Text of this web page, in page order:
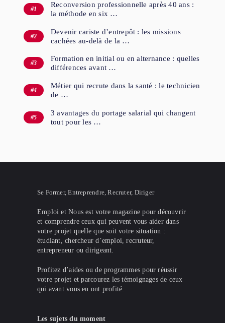
Reconversion professionnelle après 40 ans :
la méthode en six …
Devenir cariste d’entrepôt : les missions
cachées au-delà de la …
Formation en initial ou en alternance : quelles
différences avant …
Métier qui recrute dans la santé : le technicien
de …
3 avantages du portage salarial qui changent
tout pour les …
Se Former, Entreprendre, Recruter, Diriger
Emploi et Nous est votre magazine pour découvrir
et comprendre ceux qui peuvent vous aider dans
votre projet quelle que soit votre situation :
étudiant, chercheur d’emploi, recruteur,
entrepreneur ou dirigeant.
Profitez d’aides ou de programmes pour réussir
votre projet et parcourez les témoignages de ceux
qui avant vous en ont profité.
Les sujets du moment